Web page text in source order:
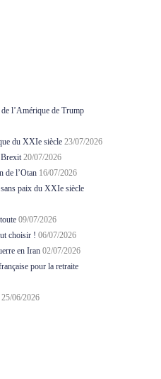
l’Amérique de Trump
du XXIe siècle 23/07/2026
Brexit 20/07/2026
de l’Otan 16/07/2026
paix du XXIe siècle
09/07/2026
choisir ! 06/07/2026
en Iran 02/07/2026
pour la retraite
25/06/2026